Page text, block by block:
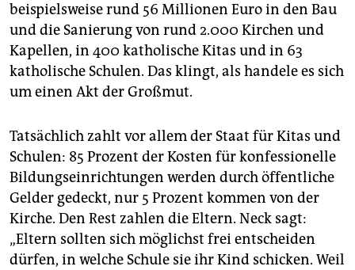
beispielsweise rund 56 Millionen Euro in den Bau
und die Sanierung von rund 2.000 Kirchen und
Kapellen, in 400 katholische Kitas und in 63
katholische Schulen. Das klingt, als handele es sich
um einen Akt der Großmut.
Tatsächlich zahlt vor allem der Staat für Kitas und
Schulen: 85 Prozent der Kosten für konfessionelle
Bildungseinrichtungen werden durch öffentliche
Gelder gedeckt, nur 5 Prozent kommen von der
Kirche. Den Rest zahlen die Eltern. Neck sagt:
„Eltern sollten sich möglichst frei entscheiden
dürfen, in welche Schule sie ihr Kind schicken. Weil